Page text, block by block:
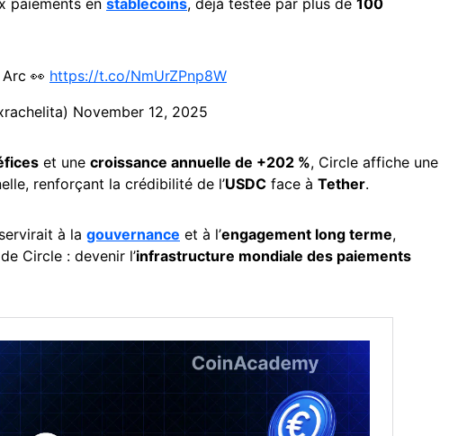
👀 https://t.co/NmUrZPnp8W
November 12, 2025
et une croissance annuelle de +202 %, Circle affiche une
renforçant la crédibilité de l’USDC face à Tether.
servirait à la gouvernance et à l’engagement long terme,
Circle : devenir l’infrastructure mondiale des paiements